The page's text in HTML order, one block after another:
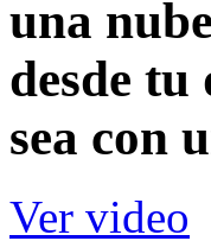
una
desde
sea con
Ver video